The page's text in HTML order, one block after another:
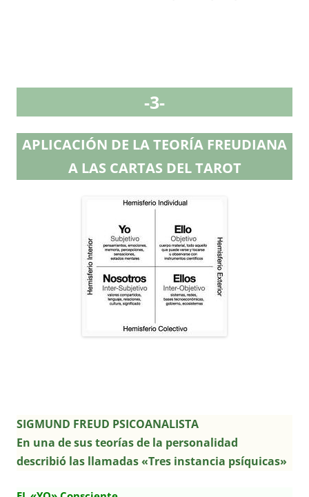
-3-
APLICACIÓN DE LA TEORÍA FREUDIANA
A LAS CARTAS DEL TAROT
SIGMUND FREUD PSICOANALISTA
En una de sus teorías de la personalidad
describió las llamadas «Tres instancia psíquicas»